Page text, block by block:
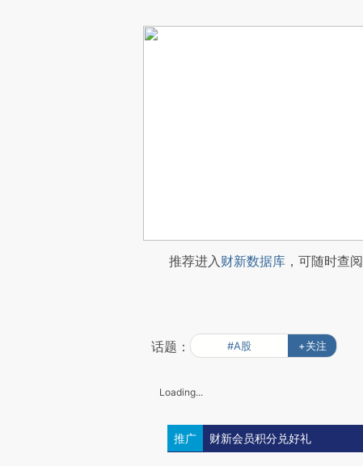
推荐进入财新数据库 ，可随时查
话题： #A股 +关注
Loading...
推广 财新会员积分兑好礼